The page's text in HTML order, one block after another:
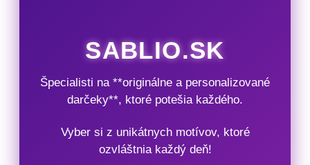
SABLIO.SK
Špecialisti na **originálne a personalizované
darčeky**, ktoré potešia každého.
Vyber si z unikátnych motívov, ktoré
ozvláštnia každý deň!